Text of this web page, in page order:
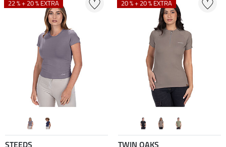
22 % + 20 % EXTRA
STEEDS
20 % + 20 % EXTRA
TWIN OAKS